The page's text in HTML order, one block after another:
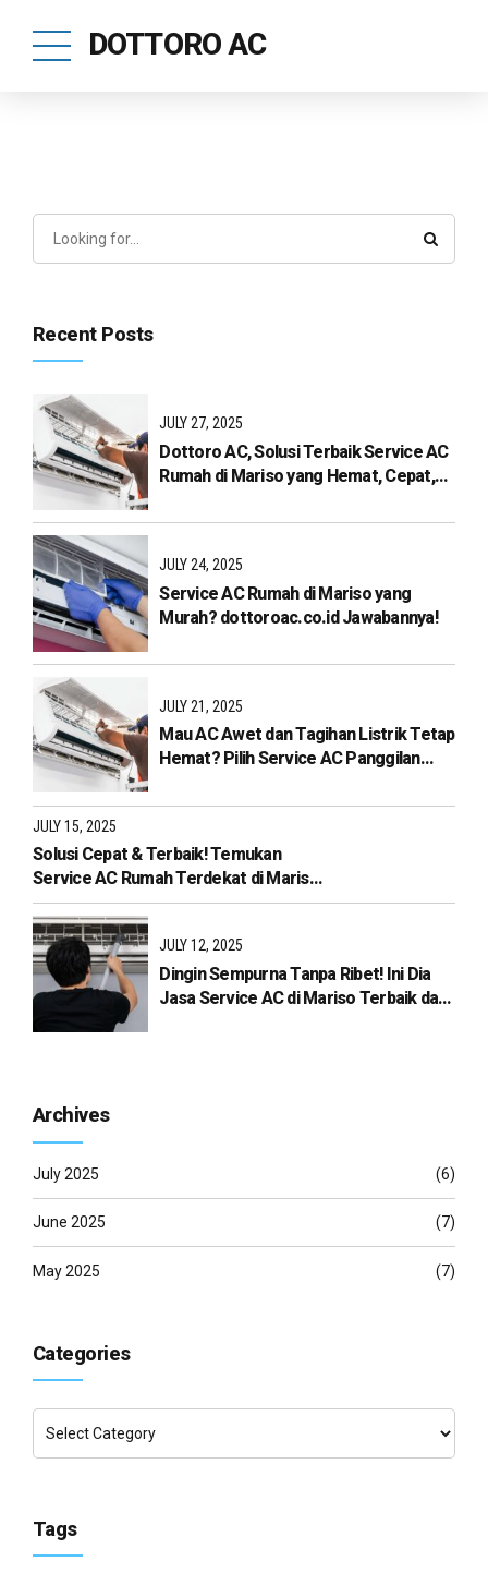
DOTTORO AC
Recent Posts
JULY 27, 2025
Dottoro AC, Solusi Terbaik Service AC
Rumah di Mariso yang Hemat, Cepat,
JULY 24, 2025
Service AC Rumah di Mariso yang
Murah? dottoroac.co.id Jawabannya!
JULY 21, 2025
Mau AC Awet dan Tagihan Listrik Tetap
Hemat? Pilih Service AC Panggilan
dottoroac.co.id!
JULY 15, 2025
Solusi Cepat & Terbaik! Temukan
Service AC Rumah Terdekat di Mariso
Hanya di Dottoroac.co.id
JULY 12, 2025
Dingin Sempurna Tanpa Ribet! Ini Dia
Jasa Service AC di Mariso Terbaik dari
Archives
July 2025 (6)
June 2025 (7)
May 2025 (7)
Categories
Tags